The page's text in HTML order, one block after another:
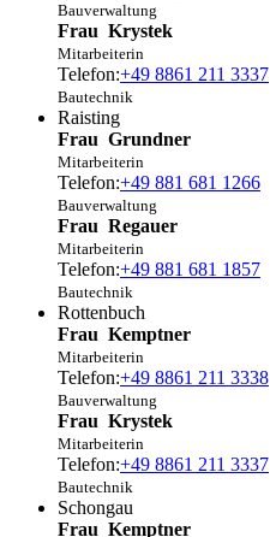
Bauverwaltung
Frau Krystek
Mitarbeiterin
Telefon:+49 8861 211 3337
Bautechnik
Raisting
Frau Grundner
Mitarbeiterin
Telefon:+49 881 681 1266
Bauverwaltung
Frau Regauer
Mitarbeiterin
Telefon:+49 881 681 1857
Bautechnik
Rottenbuch
Frau Kemptner
Mitarbeiterin
Telefon:+49 8861 211 3338
Bauverwaltung
Frau Krystek
Mitarbeiterin
Telefon:+49 8861 211 3337
Bautechnik
Schongau
Frau Kemptner